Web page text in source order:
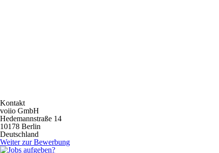
Kontakt
voiio GmbH
Hedemannstraße 14
10178 Berlin
Deutschland
Weiter zur Bewerbung